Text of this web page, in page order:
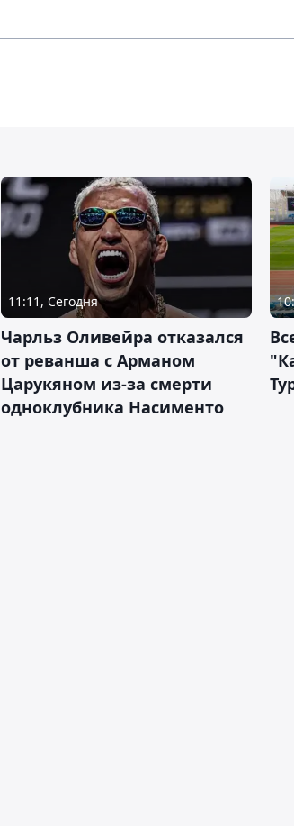
11:11, Сегодня
Чарльз Оливейра отказался
от реванша с Арманом
Царукяном из-за смерти
одноклубника Насименто